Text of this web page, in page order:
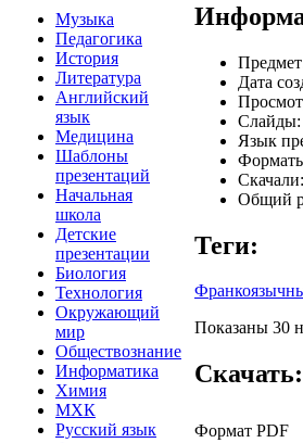
Музыка
Педагогика
История
Литература
Английский
язык
Медицина
Шаблоны
презентаций
Начальная
школа
Детские
презентации
Биология
Технология
Окружающий
мир
Обществознание
Информатика
Химия
МХК
Русский язык
Дата
Слайды:
Язык
Общий
Теги:
Показаны 30
Скачать:
Формат PDF